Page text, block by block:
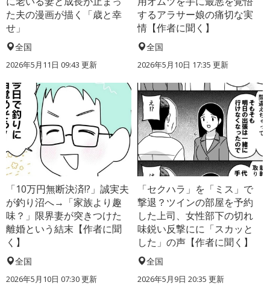
た夫の漫画が描く「歳と幸
せ」
全国
2026年5月11日 09:43 更新
するアラサー娘の痛切な実
情【作者に聞く】
全国
2026年5月10日 17:35 更新
「10万円無断決済!?」誠実夫
が釣り沼へ→「家族より趣
味？」限界妻が突きつけた
離婚という結末【作者に聞
く】
全国
2026年5月10日 07:30 更新
「セクハラ」を「ミス」で
撃退？ツインの部屋を予約
した上司、女性部下の切れ
味鋭い反撃にに「スカッと
した」の声【作者に聞く】
全国
2026年5月9日 20:35 更新